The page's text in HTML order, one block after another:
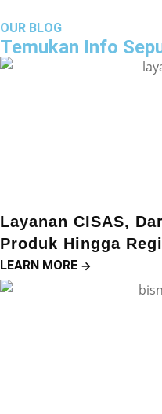
OUR BLOG
Temukan Info
Layanan CISAS,
Produk Hingga
LEARN MORE